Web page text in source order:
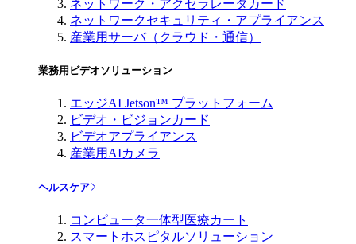
ネットワーク・アクセラレータカード
ネットワークセキュリティ・アプライアンス
産業用サーバ（クラウド・通信）
業務用ビデオソリューション
エッジAI Jetson™ プラットフォーム
ビデオ・ビジョンカード
ビデオアプライアンス
産業用AIカメラ
ヘルスケア
コンピュータ一体型医療カート
スマートホスピタルソリューション